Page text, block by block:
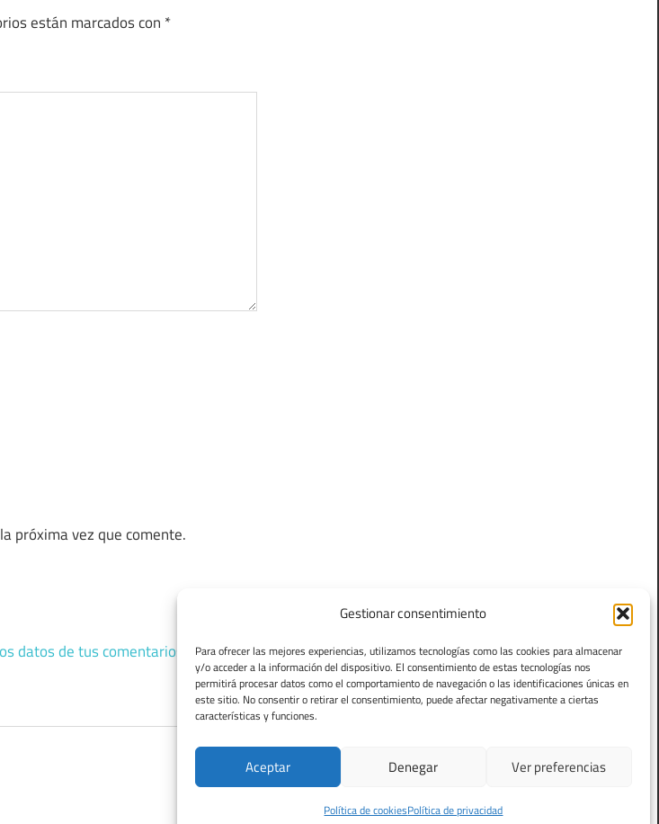
Gestionar consentimiento
Para ofrecer las mejores experiencias, utilizamos tecnologías como las cookies para almacenar
y/o acceder a la información del dispositivo. El consentimiento de estas tecnologías nos
permitirá procesar datos como el comportamiento de navegación o las identificaciones únicas en
este sitio. No consentir o retirar el consentimiento, puede afectar negativamente a ciertas
características y funciones.
Aceptar Denegar Ver preferencias
Política de cookiesPolítica de privacidad
están marcados con *
próxima vez que comente.
datos de tus comentarios.